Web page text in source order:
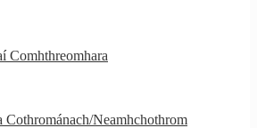
Comhthreomhara
Cothrománach/Neamhchothrom